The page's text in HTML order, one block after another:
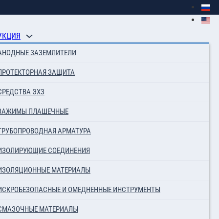
ЗАЗЕМЛИТЕЛИ
ЗАЩИТА
ЭХЗ
ПЛАШЕЧНЫЕ
АРМАТУРА
СОЕДИНЕНИЯ
МАТЕРИАЛЫ
И ОМЕДНЕННЫЕ ИНСТРУМЕНТЫ
МАТЕРИАЛЫ